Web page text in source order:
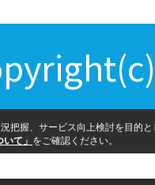
把握、サービス向上検討を目的
て」 をご確認ください。